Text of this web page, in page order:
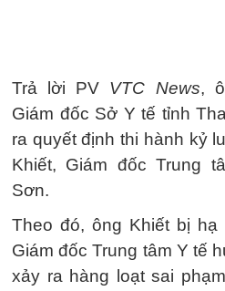
Trả lời PV VTC News,
Giám đốc Sở Y tế tỉnh
ra quyết định thi hành kỷ
Khiết, Giám đốc Trung
Sơn.
Theo đó, ông Khiết bị
Giám đốc Trung tâm Y tế
xảy ra hàng loạt sai